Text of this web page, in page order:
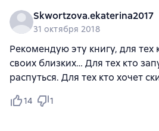
Skwortzova.ekaterina2017
31 октября 2018
Рекомендую эту книгу, для тех
своих близких… Для тех кто
распуться. Для тех кто хочет
14 1